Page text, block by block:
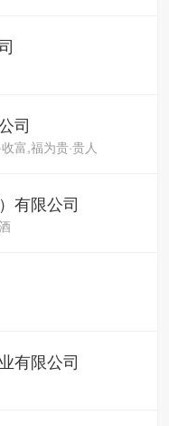
司
富,福为贵·贵人
有限公司
有限公司